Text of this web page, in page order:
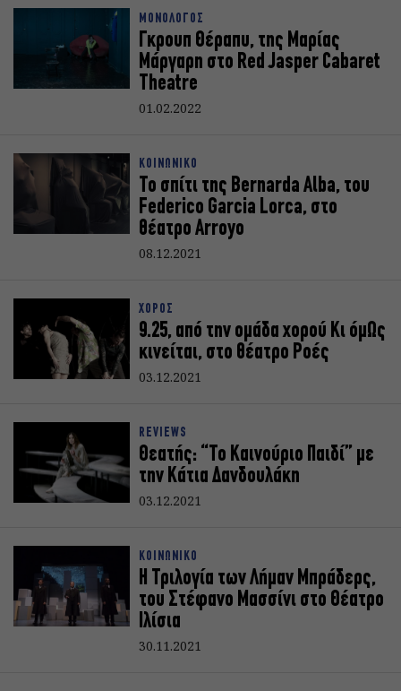
ΜΟΝΟΛΟΓΟΣ
Γκρουπ Θέραπυ, της Μαρίας
Μάργαρη στο Red Jasper Cabaret
Theatre
01.02.2022
ΚΟΙΝΩΝΙΚΟ
Το σπίτι της Bernarda Alba, του
Federico Garcia Lorca, στο
θέατρο Arroyo
08.12.2021
ΧΟΡΟΣ
9.25, από την ομάδα χορού Κι όμΩς
κινείται, στο θέατρο Ροές
03.12.2021
REVIEWS
Θεατής: “Το Καινούριο Παιδί” με
την Κάτια Δανδουλάκη
03.12.2021
ΚΟΙΝΩΝΙΚΟ
Η Τριλογία των Λήμαν Μπράδερς,
του Στέφανο Μασσίνι στο Θέατρο
Ιλίσια
30.11.2021